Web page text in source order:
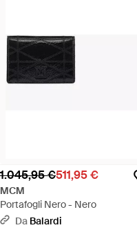
1.045,95 €511,95 €
MCM
Portafogli Nero - Nero
Da Balardi